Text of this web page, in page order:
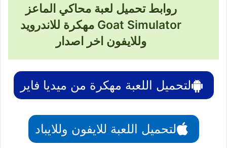
روابط تحميل لعبة محاكي الماعز
Goat Simulator مهكرة للاندرويد
وللايفون اخر اصدار
لتحميل اللعبة مهكرة من ميديا فاير
لتحميل اللعبة للايفون وللايباد